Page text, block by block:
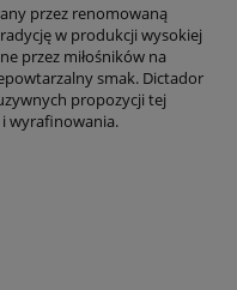
przez renomowaną
w produkcji wysokiej
przez miłośników na
smak. Dictador
propozycji tej
wyrafinowania.